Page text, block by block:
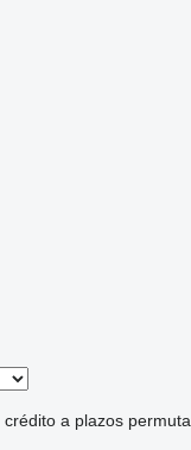
crédito a plazos permuta